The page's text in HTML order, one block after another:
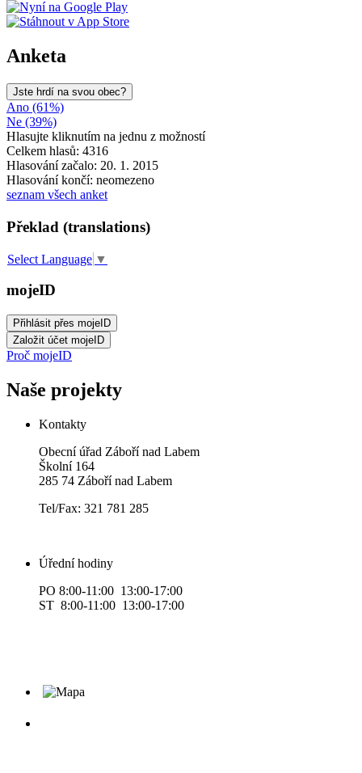
Anketa
Jste hrdí na svou obec?
Ano (61%)
Ne (39%)
Hlasujte kliknutím na jednu z možností
Celkem hlasů: 4316
Hlasování začalo: 20. 1. 2015
Hlasování končí: neomezeno
seznam všech anket
Překlad (translations)
Select Language ▼
mojeID
Proč mojeID
Naše projekty
Kontakty
Obecní úřad Záboří nad Labem
Školní 164
285 74 Záboří nad Labem
Tel/Fax: 321 781 285
Úřední hodiny
PO 8:00-11:00 13:00-17:00
ST 8:00-11:00 13:00-17:00